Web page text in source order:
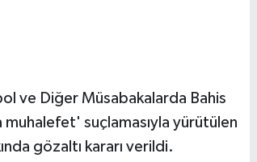
ve Diğer Müsabakalarda Bahis
muhalefet' suçlamasıyla yürütülen
gözaltı kararı verildi.